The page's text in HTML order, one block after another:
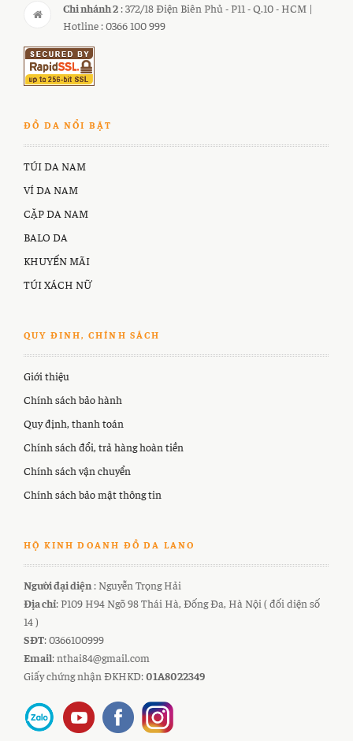
Chi nhánh 2 : 372/18 Điện Biên Phủ - P11 - Q.10 - HCM |
Hotline : 0366 100 999
ĐỒ DA NỔI BẬT
TÚI DA NAM
VÍ DA NAM
CẶP DA NAM
BALO DA
KHUYẾN MÃI
TÚI XÁCH NỮ
QUY ĐINH, CHÍNH SÁCH
Giới thiệu
Chính sách bảo hành
Quy định, thanh toán
Chính sách đổi, trả hàng hoàn tiền
Chính sách vận chuyển
Chính sách bảo mật thông tin
HỘ KINH DOANH ĐỒ DA LANO
Người đại diện : Nguyễn Trọng Hải
Địa chỉ: P109 H94 Ngõ 98 Thái Hà, Đống Đa, Hà Nội ( đối diện số
14 )
SĐT: 0366100999
Email: nthai84@gmail.com
Giấy chứng nhận ĐKHKD:01A8022349